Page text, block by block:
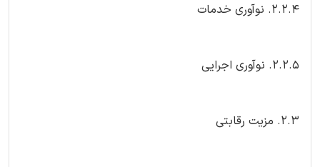
2.2.4. نوآوری خدمات
2.2.5. نوآوری اجرایی
2.3. مزیت رقابتی